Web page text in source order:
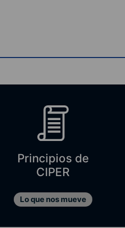
Principios de
CIPER
Lo que nos mueve